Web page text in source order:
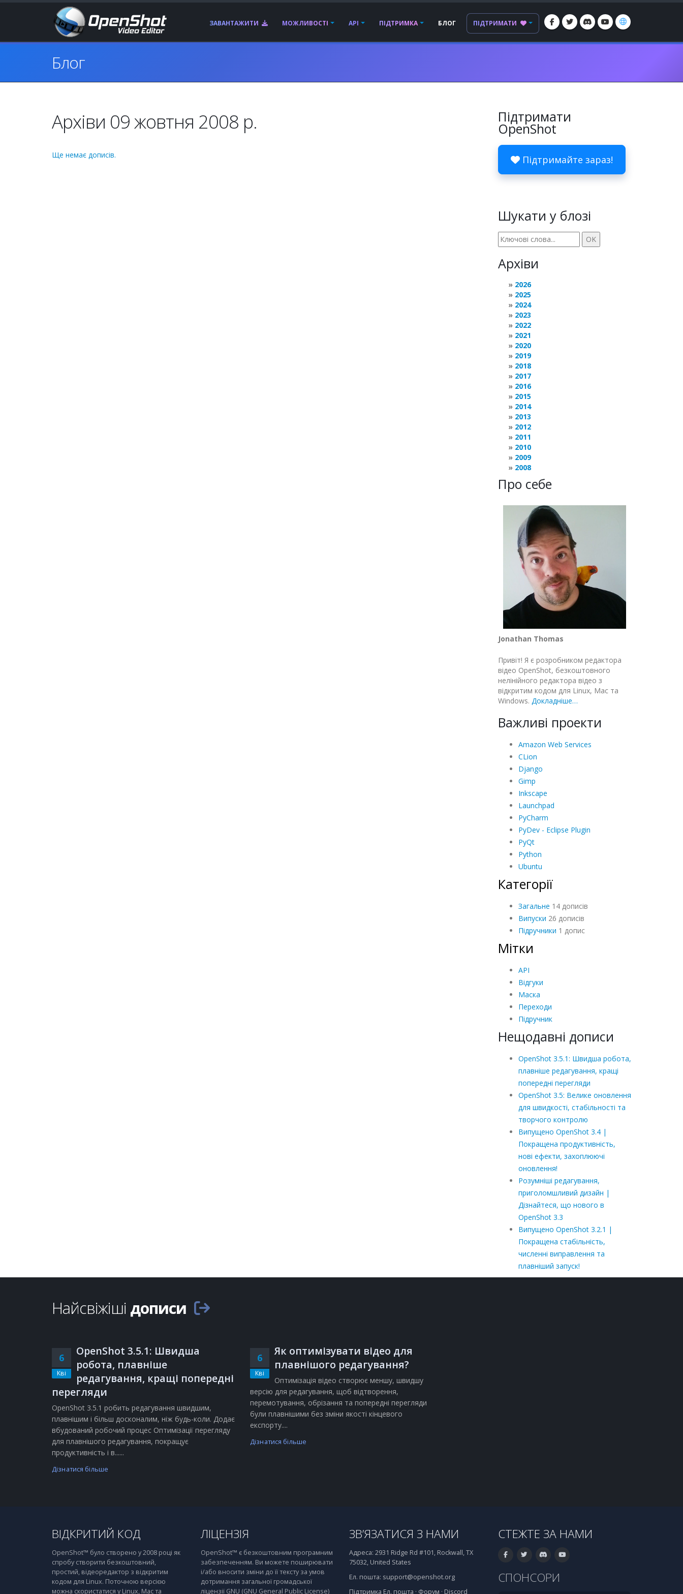
ЗАВАНТАЖИТИ МОЖЛИВОСТІ API ПІДТРИМКА БЛОГ ПІДТРИМАТИ
Блог
Архіви 09 жовтня 2008 р.
Ще немає дописів.
Підтримати
OpenShot
Підтримайте зараз!
Шукати у блозі
Архіви
2026
2025
2024
2023
2022
2021
2020
2019
2018
2017
2016
2015
2014
2013
2012
2011
2010
2009
2008
Про себе
Jonathan Thomas
Привіт! Я є розробником редактора
відео OpenShot, безкоштовного
нелінійного редактора відео з
відкритим кодом для Linux, Mac та
Windows. Докладніше…
Важливі проекти
Amazon Web Services
CLion
Django
Gimp
Inkscape
Launchpad
PyCharm
PyDev - Eclipse Plugin
PyQt
Python
Ubuntu
Категорії
Загальне 14 дописів
Випуски 26 дописів
Підручники 1 допис
Мітки
API
Відгуки
Маска
Переходи
Підручник
Нещодавні дописи
OpenShot 3.5.1: Швидша робота,
плавніше редагування, кращі
попередні перегляди
OpenShot 3.5: Велике оновлення
для швидкості, стабільності та
творчого контролю
Випущено OpenShot 3.4 |
Покращена продуктивність,
нові ефекти, захоплюючі
оновлення!
Розумніші редагування,
приголомшливий дизайн |
Дізнайтеся, що нового в
OpenShot 3.3
Випущено OpenShot 3.2.1 |
Покращена стабільність,
численні виправлення та
плавніший запуск!
Найсвіжіші дописи
6
Кві
OpenShot 3.5.1: Швидша
робота, плавніше
редагування, кращі попередні
перегляди
OpenShot 3.5.1 робить редагування швидшим,
плавнішим і більш досконалим, ніж будь-коли. Додає
вбудований робочий процес Оптимізації перегляду
для плавнішого редагування, покращує
продуктивність і в......
Дізнатися більше
6
Кві
Як оптимізувати відео для
плавнішого редагування?
Оптимізація відео створює меншу, швидшу
версію для редагування, щоб відтворення,
перемотування, обрізання та попередні перегляди
були плавнішими без зміни якості кінцевого
експорту....
Дізнатися більше
ВІДКРИТИЙ КОД
OpenShot™ було створено у 2008 році як
спробу створити безкоштовний,
простий, відеоредактор з відкритим
кодом для Linux. Поточною версією
можна скористатися у Linux, Mac та
ЛІЦЕНЗІЯ
OpenShot™ є безкоштовним програмним
забезпеченням. Ви можете поширювати
і/або вносити зміни до її тексту за умов
дотримання загальної громадської
ліцензії GNU (GNU General Public License)
ЗВ’ЯЗАТИСЯ З НАМИ
Адреса: 2931 Ridge Rd #101, Rockwall, TX
75032, United States
Ел. пошта: support@openshot.org
Підтримка Ел. пошта · Форум · Discord
СТЕЖТЕ ЗА НАМИ
СПОНСОРИ